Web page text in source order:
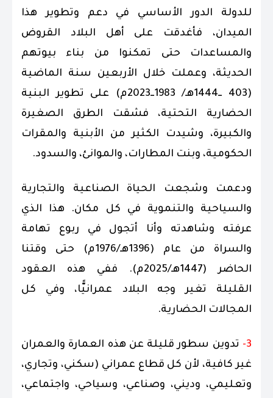
للدولة الدور الأساسي في دعم وتطوير هذا
الميدان، فأغدقت على أهل البلاد القروض
والمساعدات حتى تمكنوا من بناء بيوتهم
الحديثة، وعملت خلال الأربعين سنة الماضية
(403 ــ1444هـ/ 1983ــ2023م) على تطوير البنية
الحضارية التحتية، فشقت الطرق الصغيرة
والكبيرة، وشيدت الكثير من الأبنية والمقرات
الحكومية، وبنت المطارات، والموانئ، والسدود.
ودعمت وشجعت الحياة الصناعية والتجارية
والسياحية والتنموية في كل مكان. هذا الذي
عرفته وشاهدته وأنا أتجول في ربوع تهامة
والسراة من عام (1396هـ/1976م) حتى وقتنا
الحاضر (1447هـ/2025م). ففي هذه العقود
القليلة تغير وجه البلاد عمرانيًّا، وفي كل
المجالات الحضارية.
3-
تدوين سطور قليلة عن هذه العمارة والعمران
غير كافية، لأن كل قطاع عمراني (سكني، وتجاري،
وتعليمي، وديني، وصناعي، وسياحي، واجتماعي،